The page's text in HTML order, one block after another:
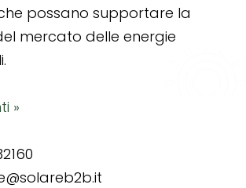
possano supportare la
mercato delle energie
»